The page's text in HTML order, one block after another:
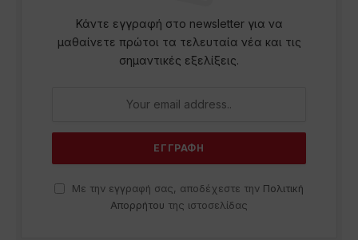
Κάντε εγγραφή στο newsletter για να
μαθαίνετε πρώτοι τα τελευταία νέα και τις
σημαντικές εξελίξεις.
Με την εγγραφή σας, αποδέχεστε την Πολιτική
Απορρήτου της ιστοσελίδας